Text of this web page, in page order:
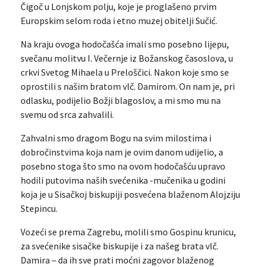
Čigoč u Lonjskom polju, koje je proglašeno prvim
Europskim selom roda i etno muzej obitelji Sučić.
Na kraju ovoga hodočašća imali smo posebno lijepu,
svečanu molitvu I. Večernje iz Božanskog časoslova, u
crkvi Svetog Mihaela u Preloščici. Nakon koje smo se
oprostili s našim bratom vlč. Damirom. On nam je, pri
odlasku, podijelio Božji blagoslov, a mi smo mu na
svemu od srca zahvalili.
Zahvalni smo dragom Bogu na svim milostima i
dobročinstvima koja nam je ovim danom udijelio, a
posebno stoga što smo na ovom hodočašću upravo
hodili putovima naših svećenika -mučenika u godini
koja je u Sisačkoj biskupiji posvećena blaženom Alojziju
Stepincu.
Vozeći se prema Zagrebu, molili smo Gospinu krunicu,
za svećenike sisačke biskupije i za našeg brata vlč.
Damira – da ih sve prati moćni zagovor blaženog